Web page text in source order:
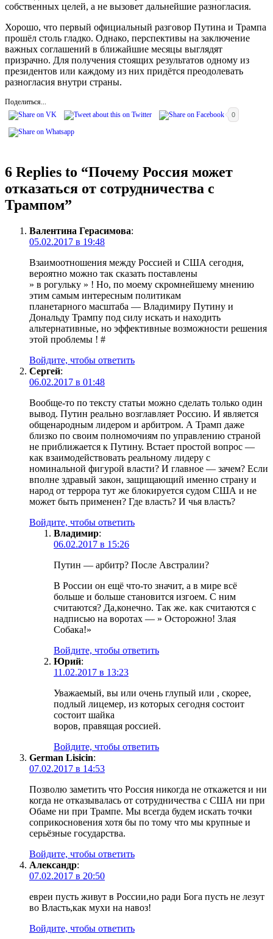
собственных целей, а не вызовет дальнейшие разногласия.
Хорошо, что первый официальный разговор Путина и Трампа
прошёл столь гладко. Однако, перспективы на заключение
важных соглашений в ближайшие месяцы выглядят
призрачно. Для получения стоящих результатов одному из
президентов или каждому из них придётся преодолевать
разногласия внутри страны.
Поделиться...
0
6 Replies to “Почему Россия может
отказаться от сотрудничества с
Трампом”
Валентина Герасимова:
05.02.2017 в 19:48
Взаимоотношения между Россией и США сегодня,
вероятно можно так сказать поставлены
» в рогульку » ! Но, по моему скромнейшему мнению
этим самым интересным политикам
планетарного масштаба — Владимиру Путину и
Дональду Трампу под силу искать и находить
альтернативные, но эффективные возможности решения
этой проблемы ! #
Войдите, чтобы ответить
Сергей:
06.02.2017 в 01:48
Вообще-то по тексту статьи можно сделать только один
вывод. Путин реально возглавляет Россию. И является
общенародным лидером и арбитром. А Трамп даже
близко по своим полномочиям по управлению страной
не приближается к Путину. Встает простой вопрос —
как взаимодействовать реальному лидеру с
номинальной фигурой власти? И главное — зачем? Если
вполне здравый закон, защищающий именно страну и
народ от террора тут же блокируется судом США и не
может быть применен? Где власть? И чья власть?
Войдите, чтобы ответить
Владимир:
06.02.2017 в 15:26
Путин — арбитр? После Австралии?
В России он ещё что-то значит, а в мире всё
больше и больше становится изгоем. С ним
считаются? Да,конечно. Так же. как считаются с
надписью на воротах — » Осторожно! Злая
Собака!»
Войдите, чтобы ответить
Юрий:
11.02.2017 в 13:23
Уважаемый, вы или очень глупый или , скорее,
подлый лицемер, из которых сегодня состоит
состоит шайка
воров, правящая россией.
Войдите, чтобы ответить
German Lisicin:
07.02.2017 в 14:53
Позволю заметить что Россия никогда не откажется и ни
когда не отказывалась от сотрудничества с США ни при
Обаме ни при Трампе. Мы всегда будем искать точки
соприкосновения хотя бы по тому что мы крупные и
серьёзные государства.
Войдите, чтобы ответить
Александр:
07.02.2017 в 20:50
евреи пусть живут в России,но ради Бога пусть не лезут
во Власть,как мухи на навоз!
Войдите, чтобы ответить